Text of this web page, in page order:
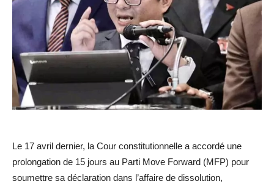
Le 17 avril dernier, la Cour constitutionnelle a accordé une
prolongation de 15 jours au Parti Move Forward (MFP) pour
soumettre sa déclaration dans l’affaire de dissolution,